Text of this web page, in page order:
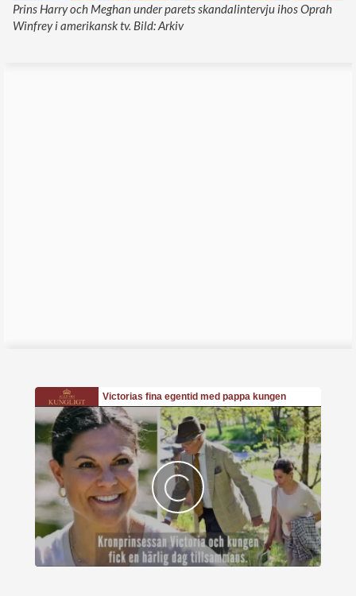
Prins Harry och Meghan under parets skandalintervju ihos Oprah
Winfrey i amerikansk tv. Bild: Arkiv